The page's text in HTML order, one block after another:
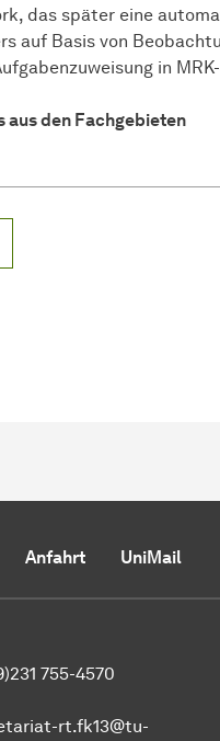
das später eine
auf Basis von
in
aus den Fachgebieten
Anfahrt UniMail
755-4570
rt.fk13@tu-